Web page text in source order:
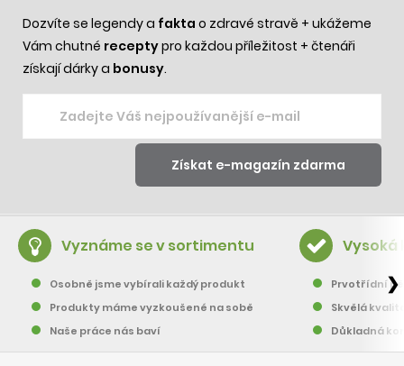
Dozvíte se legendy a fakta o zdravé stravě + ukážeme
Vám chutné receptypro každou příležitost + čtenáři
získají dárky a bonusy.
Vyznáme se v sortimentu
Osobně jsme vybírali každý produkt
Produkty máme vyzkoušené na sobě
Naše práce nás baví
Vysoká
Prvotřídní
Skvělá
Důkladná
❯